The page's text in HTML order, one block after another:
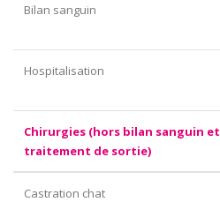
Bilan sanguin
Hospitalisation
Chirurgies (hors bilan sanguin et
traitement de sortie)
Castration chat